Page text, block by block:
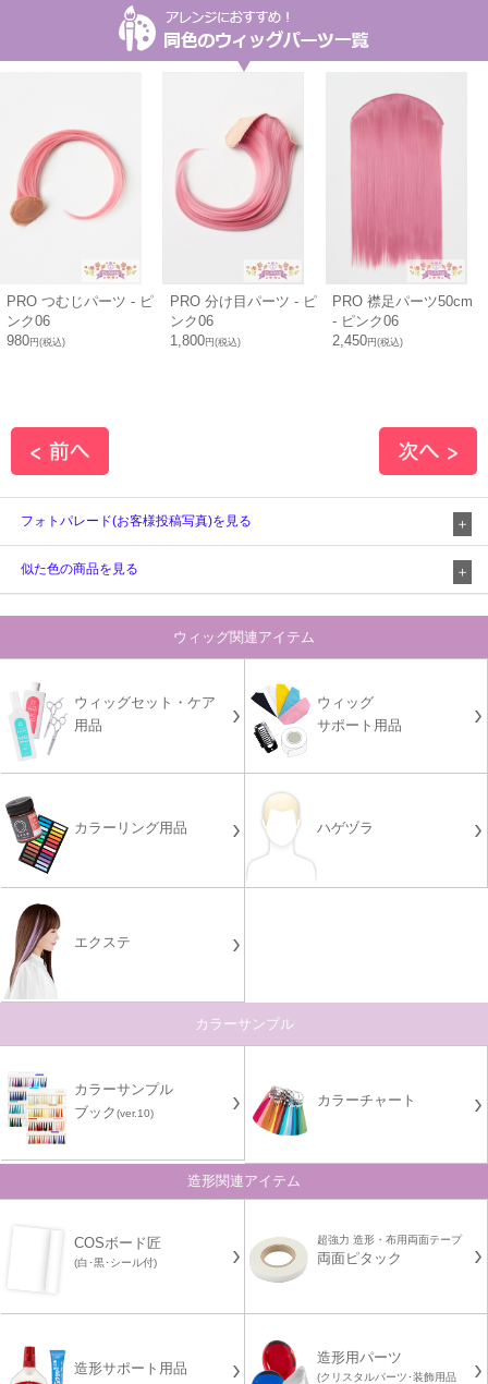
PRO つむじパーツ - ピ
ンク06
980円(税込)
PRO 分け目パーツ - ピ
ンク06
1,800円(税込)
PRO 襟足パーツ50cm
- ピンク06
2,450円(税込)
フォトパレード(お客様投稿写真)を見る
似た色の商品を見る
ウィッグ関連アイテム
ウィッグセット・ケア
用品
ウィッグ
サポート用品
カラーリング用品 ハゲヅラ
エクステ
カラーサンプル
カラーサンプル
ブック(ver.10)
カラーチャート
造形関連アイテム
COSボード匠
(白･黒･シール付)
超強力 造形・布用両面テープ
両面ピタック
造形サポート用品
造形用パーツ
(クリスタルパーツ･装飾用品